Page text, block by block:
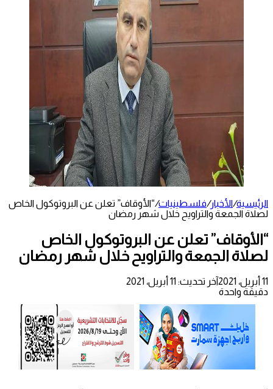
الرئيسية/الأخبار/فلسطينيات/“الأوقاف” تعلن عن البروتوكول الخاص
لصلاة الجمعة والتراويح خلال شهر رمضان
“الأوقاف” تعلن عن البروتوكول الخاص
لصلاة الجمعة والتراويح خلال شهر رمضان
11 أبريل، 2021
آخر تحديث: 11 أبريل، 2021
دقيقة واحدة